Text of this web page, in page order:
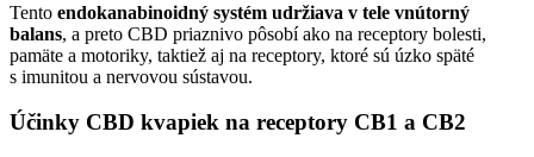
Tento endokanabinoidný systém udržiava v tele vnútorný
balans, a preto CBD priaznivo pôsobí ako na receptory bolesti,
pamäte a motoriky, taktiež aj na receptory, ktoré sú úzko späté
s imunitou a nervovou sústavou.
Účinky CBD kvapiek na receptory CB1 a CB2